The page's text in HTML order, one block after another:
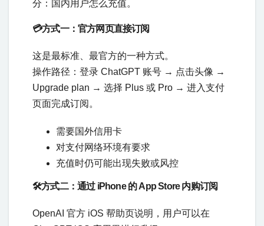
分：国内用户怎么充值。
💳方式一：官方网页直接订阅
这是最标准、最官方的一种方式。
操作路径：登录 ChatGPT 账号 → 点击头像 →
Upgrade plan → 选择 Plus 或 Pro → 进入支付
页面完成订阅。
需要国外信用卡
对支付网络环境有要求
充值时仍可能出现失败或风控
🛠️方式二：通过 iPhone 的 App Store 内购订阅
OpenAI 官方 iOS 帮助页说明，用户可以在